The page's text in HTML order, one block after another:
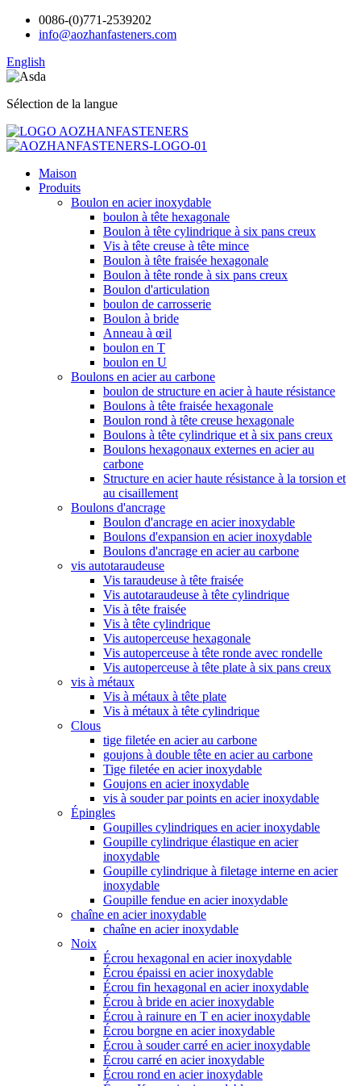
0086-(0)771-2539202
info@aozhanfasteners.com
English
Sélection de la langue
Maison
Produits
Boulon en acier inoxydable
boulon à tête hexagonale
Boulon à tête cylindrique à six pans creux
Vis à tête creuse à tête mince
Boulon à tête fraisée hexagonale
Boulon à tête ronde à six pans creux
Boulon d'articulation
boulon de carrosserie
Boulon à bride
Anneau à œil
boulon en T
boulon en U
Boulons en acier au carbone
boulon de structure en acier à haute résistance
Boulons à tête fraisée hexagonale
Boulon rond à tête creuse hexagonale
Boulons à tête cylindrique et à six pans creux
Boulons hexagonaux externes en acier au
carbone
Structure en acier haute résistance à la torsion et
au cisaillement
Boulons d'ancrage
Boulon d'ancrage en acier inoxydable
Boulons d'expansion en acier inoxydable
Boulons d'ancrage en acier au carbone
vis autotaraudeuse
Vis taraudeuse à tête fraisée
Vis autotaraudeuse à tête cylindrique
Vis à tête fraisée
Vis à tête cylindrique
Vis autoperceuse hexagonale
Vis autoperceuse à tête ronde avec rondelle
Vis autoperceuse à tête plate à six pans creux
vis à métaux
Vis à métaux à tête plate
Vis à métaux à tête cylindrique
Clous
tige filetée en acier au carbone
goujons à double tête en acier au carbone
Tige filetée en acier inoxydable
Goujons en acier inoxydable
vis à souder par points en acier inoxydable
Épingles
Goupilles cylindriques en acier inoxydable
Goupille cylindrique élastique en acier
inoxydable
Goupille cylindrique à filetage interne en acier
inoxydable
Goupille fendue en acier inoxydable
chaîne en acier inoxydable
chaîne en acier inoxydable
Noix
Écrou hexagonal en acier inoxydable
Écrou épaissi en acier inoxydable
Écrou fin hexagonal en acier inoxydable
Écrou à bride en acier inoxydable
Écrou à rainure en T en acier inoxydable
Écrou borgne en acier inoxydable
Écrou à souder carré en acier inoxydable
Écrou carré en acier inoxydable
Écrou rond en acier inoxydable